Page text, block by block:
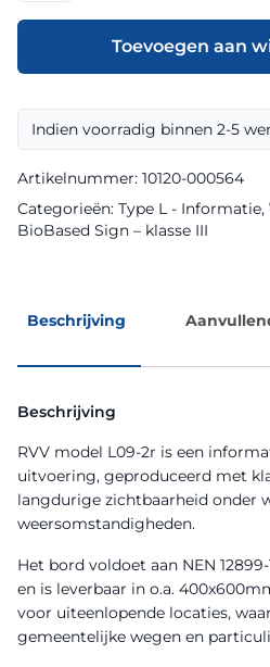
L09-
klasse
BioBased
Sign
aantal
Toevoegen aan
Indien voorradig binnen 2-5
Artikelnummer: 10120-000564
Categorieën: Type L - Informatie,
BioBased Sign – klasse III
Beschrijving
Beschrijving
RVV model L09-2r is een
uitvoering, geproduceerd met
langdurige zichtbaarheid onder
weersomstandigheden.
Het bord voldoet aan NEN
en is leverbaar in o.a.
voor uiteenlopende locaties,
gemeentelijke wegen en